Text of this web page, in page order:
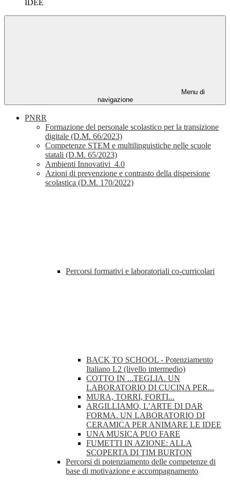
IDEE
Menu di
navigazione
PNRR
Formazione del personale scolastico per la transizione
digitale (D.M. 66/2023)
Competenze STEM e multilinguistiche nelle scuole
statali (D.M. 65/2023)
Ambienti Innovativi_4.0
Azioni di prevenzione e contrasto della dispersione
scolastica (D.M. 170/2022)
Percorsi formativi e laboratoriali co-curricolari
BACK TO SCHOOL - Potenziamento
Italiano L2 (livello intermedio)
COTTO IN ...TEGLIA. UN
LABORATORIO DI CUCINA PER...
MURA, TORRI, FORTI...
ARGILLIAMO, L’ARTE DI DAR
FORMA. UN LABORATORIO DI
CERAMICA PER ANIMARE LE IDEE
UNA MUSICA PUO FARE
FUMETTI IN AZIONE: ALLA
SCOPERTA DI TIM BURTON
Percorsi di potenziamento delle competenze di
base di motivazione e accompagnamento